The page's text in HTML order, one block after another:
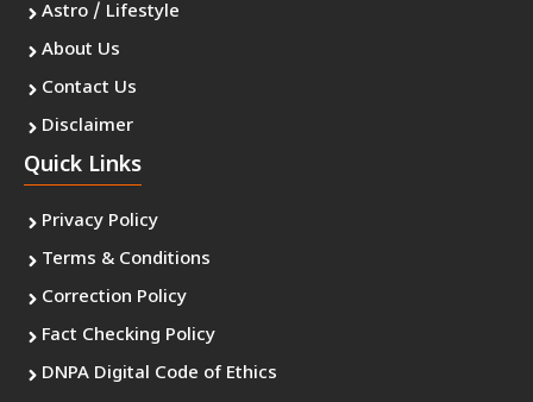
Astro / Lifestyle
About Us
Contact Us
Disclaimer
Quick Links
Privacy Policy
Terms & Conditions
Correction Policy
Fact Checking Policy
DNPA Digital Code of Ethics